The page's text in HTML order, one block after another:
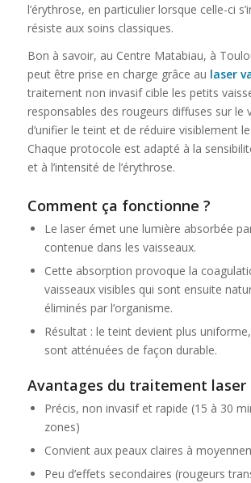
l’érythrose, en particulier lorsque celle-ci
résiste aux soins classiques.
Bon à savoir, au Centre Matabiau, à
peut être prise en charge grâce au laser
traitement non invasif cible les petits
responsables des rougeurs diffuses sur le
d’unifier le teint et de réduire visiblement
Chaque protocole est adapté à la
et à l’intensité de l’érythrose.
Comment ça fonctionne ?
Le laser émet une lumière absorbée
contenue dans les vaisseaux.
Cette absorption provoque la
vaisseaux visibles qui sont ensuite
éliminés par l’organisme.
Résultat : le teint devient plus
sont atténuées de façon durable.
Avantages du traitement laser
Précis, non invasif et rapide (15 à 30
zones)
Convient aux peaux claires à
Peu d’effets secondaires (rougeurs